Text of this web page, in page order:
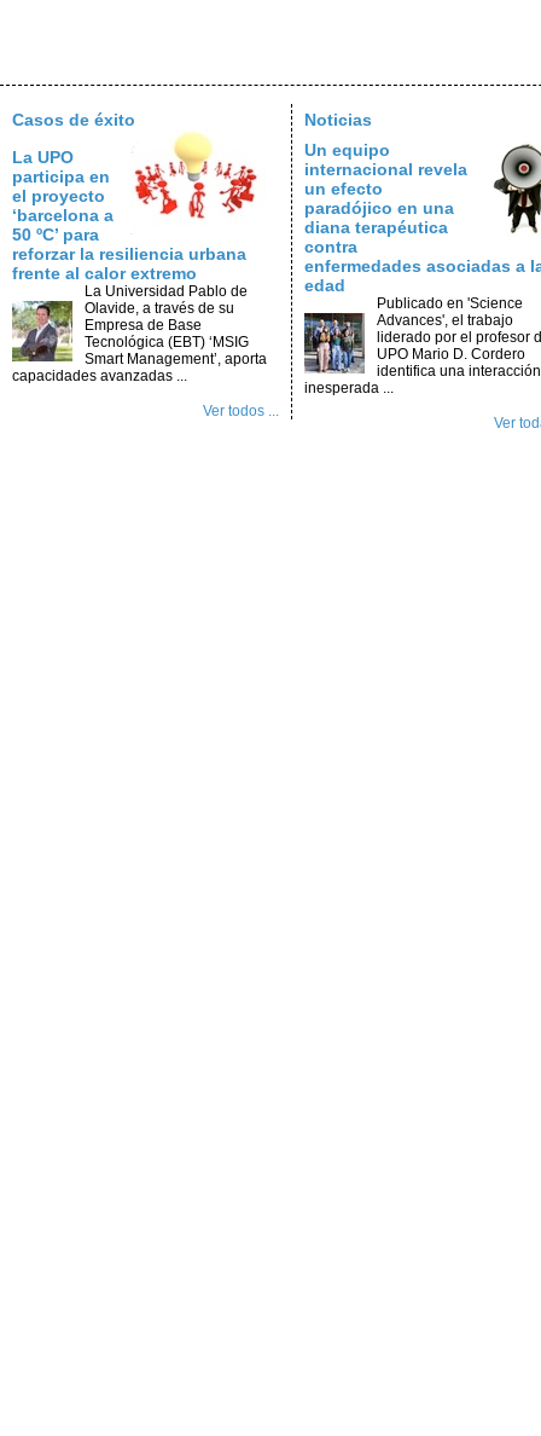
Casos de éxito
La UPO
participa en
el proyecto
‘barcelona a
50 ºC’ para
reforzar la resiliencia urbana
frente al calor extremo
La Universidad Pablo de
Olavide, a través de su
Empresa de Base
Tecnológica (EBT) ‘MSIG
Smart Management’, aporta
capacidades avanzadas ...
Ver todos ...
Noticias
Un equipo
internacional revela
un efecto
paradójico en una
diana terapéutica
contra
enfermedades asociadas a
edad
Publicado en 'Science
Advances', el trabajo
liderado por el profesor
UPO Mario D. Cordero
identifica una interacción
inesperada ...
Ver